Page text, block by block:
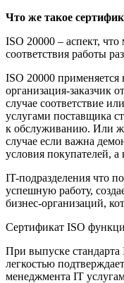
Что же такое
ISO 20000 – аспект,
соответствия работы
ISO 20000
организация-заказчик
случае соответствие
услугами поставщика
к обслуживанию. Или
случае если важна
условия покупателей, а
IT-подразделения что
успешную работу,
бизнес-организаций,
Сертификат ISO
При выпуске
легкостью
менеджмента IT